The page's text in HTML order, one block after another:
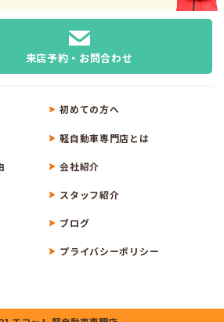
来店予約・お問合わせ
初めての方へ
軽自動車専門店とは
会社紹介
スタッフ紹介
ブログ
プライバシーポリシー